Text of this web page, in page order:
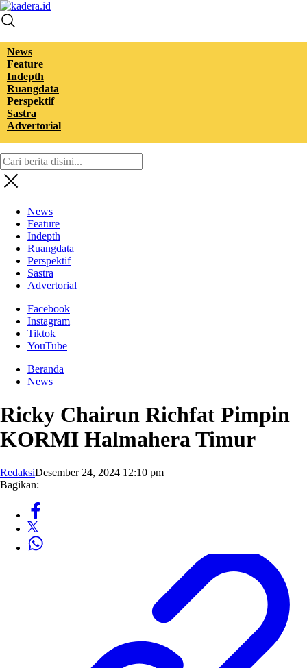
kadera.id
Tempat bertutur
News
Feature
Indepth
Ruangdata
Perspektif
Sastra
Advertorial
News
Feature
Indepth
Ruangdata
Perspektif
Sastra
Advertorial
Facebook
Instagram
Tiktok
YouTube
Beranda
News
Ricky Chairun Richfat Pimpin
KORMI Halmahera Timur
RedaksiDesember 24, 2024 12:10 pm
Bagikan: